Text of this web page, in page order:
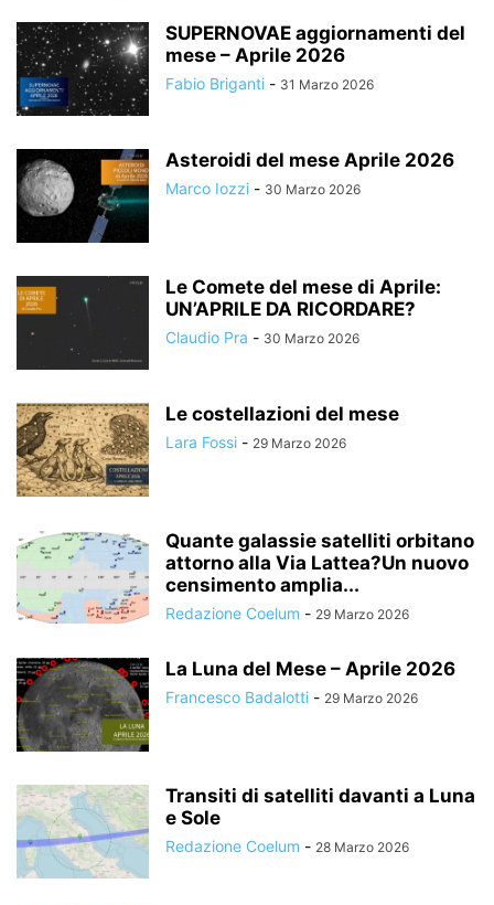
SUPERNOVAE aggiornamenti del
mese – Aprile 2026
Fabio Briganti - 31 Marzo 2026
Asteroidi del mese Aprile 2026
Marco Iozzi - 30 Marzo 2026
Le Comete del mese di Aprile:
UN’APRILE DA RICORDARE?
Claudio Pra - 30 Marzo 2026
Le costellazioni del mese
Lara Fossi - 29 Marzo 2026
Quante galassie satelliti orbitano
attorno alla Via Lattea?Un nuovo
censimento amplia...
Redazione Coelum - 29 Marzo 2026
La Luna del Mese – Aprile 2026
Francesco Badalotti - 29 Marzo 2026
Transiti di satelliti davanti a Luna
e Sole
Redazione Coelum - 28 Marzo 2026